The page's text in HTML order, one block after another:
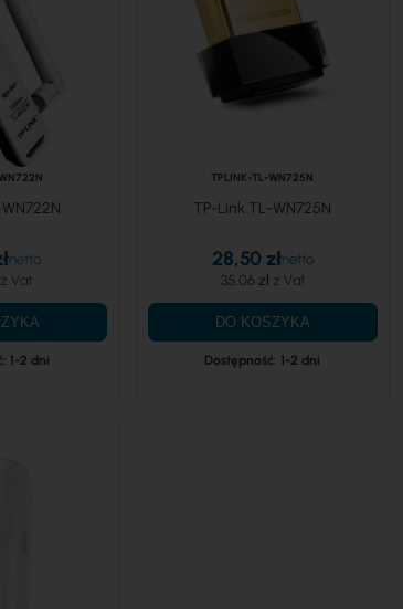
1-2 dni
TPLINK-TL-WN725N
TP-Link TL-WN725N
Dostępność: 1-2 dni
35,06 zł
28,50 zł
DO KOSZYKA